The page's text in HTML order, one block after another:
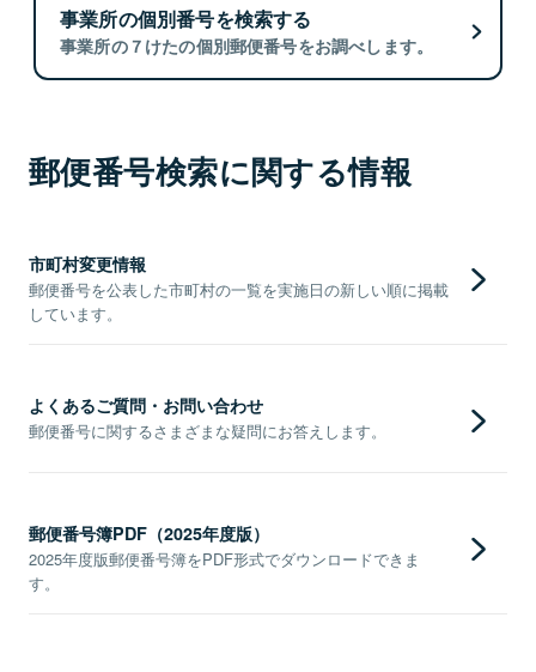
事業所の個別番号を検索する
事業所の７けたの個別郵便番号をお調べします。
郵便番号検索に関する情報
市町村変更情報
郵便番号を公表した市町村の一覧を実施日の新しい順に掲載
しています。
よくあるご質問・お問い合わせ
郵便番号に関するさまざまな疑問にお答えします。
郵便番号簿PDF（2025年度版）
2025年度版郵便番号簿をPDF形式でダウンロードできま
す。